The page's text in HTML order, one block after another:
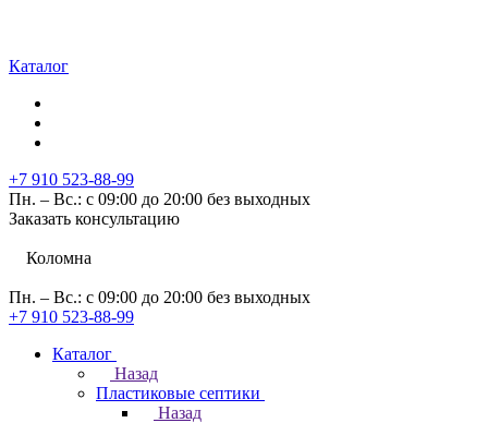
Каталог
+7 910 523-88-99
Пн. – Вс.: с 09:00 до 20:00 без выходных
Заказать консультацию
Коломна
Пн. – Вс.: с 09:00 до 20:00 без выходных
+7 910 523-88-99
Каталог
Назад
Пластиковые септики
Назад